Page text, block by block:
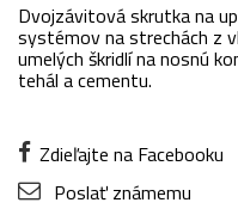
Dvojzávitová skrutka na
systémov na strechách z
umelých škridlí na nosnú
tehál a cementu.
Zdieľajte na Facebooku
Poslať známemu